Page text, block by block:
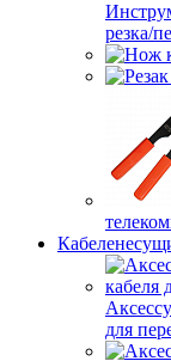
резка/
для